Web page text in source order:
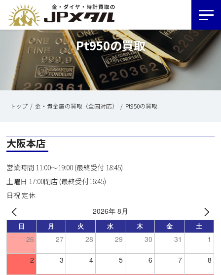
Pt950の買取
トップ 金・貴金属の買取（全国対応） Pt950の買取
大阪本店
営業時間 11:00～19:00 (最終受付 18:45)
土曜日 17:00閉店 (最終受付16:45)
日祝 定休
2026年 8月
日 月 火 水 木 金 土
26 27 28 29 30 31 1
2 3 4 5 6 7 8